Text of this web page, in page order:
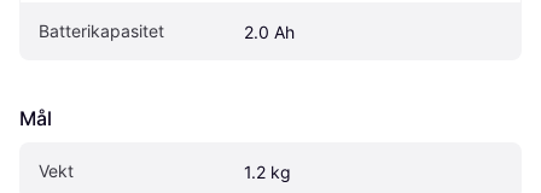
Batterikapasitet 2.0 Ah
Mål
Vekt 1.2 kg